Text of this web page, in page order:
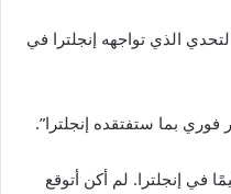
الذي تواجهه إنجلترا في
بما ستفتقده إنجلترا”.
في إنجلترا. لم أكن أتوقع